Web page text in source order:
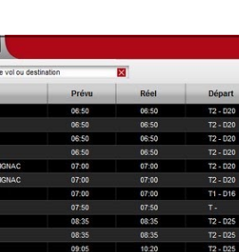
pour découvrir la nature et les
seuil de pistes sur l’une des aires